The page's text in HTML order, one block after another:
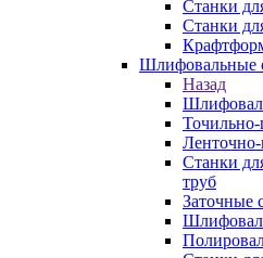
Станки
Станки
Шлифовальные
Назад
Станки
труб
Заточные